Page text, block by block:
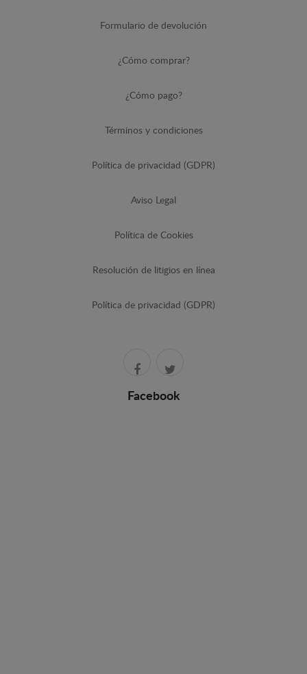
Formulario de devolución
¿Cómo comprar?
¿Cómo pago?
Términos y condiciones
Política de privacidad (GDPR)
Aviso Legal
Política de Cookies
Resolución de litigios en línea
Política de privacidad (GDPR)
Facebook